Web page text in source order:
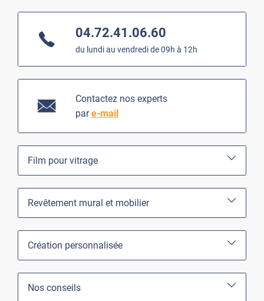
04.72.41.06.60
du lundi au vendredi de 09h à 12h
Contactez nos experts
pare-mail
Film pour vitrage
Revêtement mural et mobilier
Création personnalisée
Nos conseils